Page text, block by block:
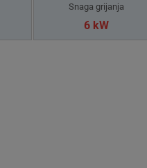
Snaga grijanja
6 kW